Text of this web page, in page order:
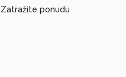
Zatražite ponudu